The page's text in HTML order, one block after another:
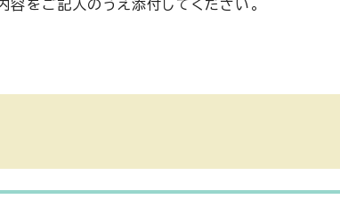
容をご記入のうえ添付してください。